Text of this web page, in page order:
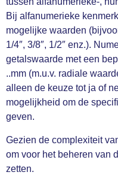
Bij alfanumerieke
mogelijke waarden
1/4″, 3/8″, 1/2″ enz.).
getalswaarde met een
..mm (m.u.v. radiale
alleen de keuze tot ja of
mogelijkheid om de
geven.
Gezien de complexiteit
om voor het beheren van
zetten.